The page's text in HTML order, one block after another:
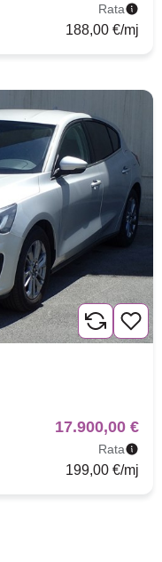
Rata
188,00 €/mj
17.900,00 €
Rata
199,00 €/mj